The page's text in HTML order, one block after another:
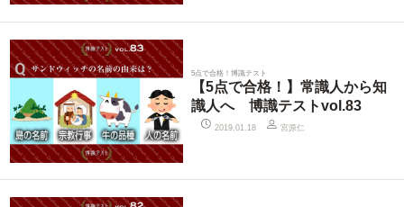
5点で合格！博識テスト
【5点で合格！】常識人から知
識人へ 博識テストvol.83
2019.01.18 宮原仁